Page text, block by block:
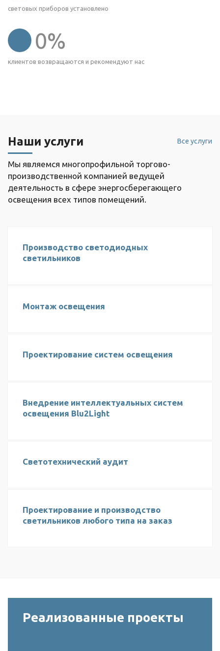
световых приборов установлено
0%
клиентов возвращаются и рекомендуют нас
Все услуги
Наши услуги
Мы являемся многопрофильной торгово-
производственной компанией ведущей
деятельность в сфере энергосберегающего
освещения всех типов помещений.
Производство светодиодных
светильников
Монтаж освещения
Проектирование систем освещения
Внедрение интеллектуальных систем
освещения Blu2Light
Светотехнический аудит
Проектирование и производство
светильников любого типа на заказ
Реализованные проекты